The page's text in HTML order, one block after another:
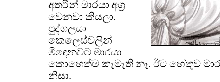
අතරින් මාරයා අග්‍ර
වෙනවා කියලා.
පුද්ගලයා
කෙලෙස්වලින්
මිඳෙනවට මාරයා
කොහෙත්ම කැමැති නෑ. ඊට හේතුව
නිසා.